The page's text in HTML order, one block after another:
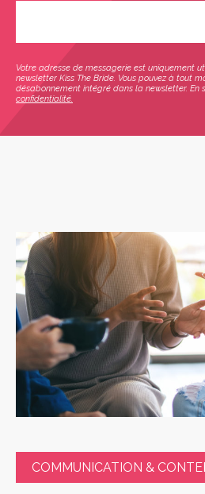
Votre adresse de messagerie est uniquement
newsletter Kiss The Bride. Vous pouvez à tout
désabonnement intégré dans la newsletter. En
confidentialité.
COMMUNICATION &